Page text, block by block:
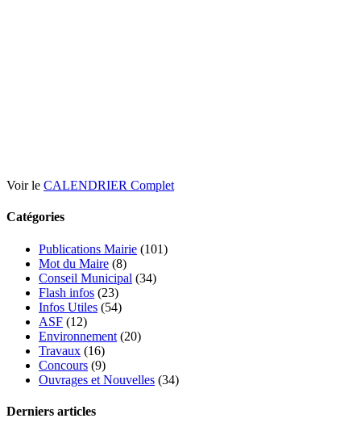
Voir le CALENDRIER Complet
Catégories
Publications Mairie (101)
Mot du Maire (8)
Conseil Municipal (34)
Flash infos (23)
Infos Utiles (54)
ASF (12)
Environnement (20)
Travaux (16)
Concours (9)
Ouvrages et Nouvelles (34)
Derniers articles